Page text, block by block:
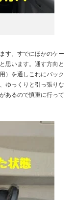
す。すでにほかのケー
思います。通す方向と
）を通しこれにバック
ゆっくりと引っ張りな
あるので慎重に行って